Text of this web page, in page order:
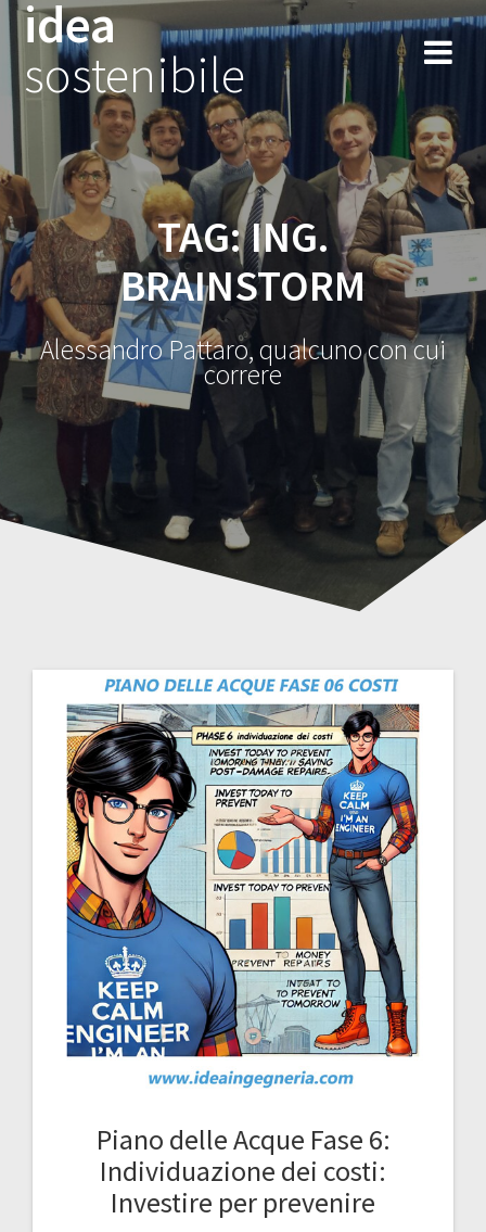
al
contenuto
idea
sostenibile
TAG:ING.
BRAINSTORM
Alessandro Pattaro, qualcuno con cui
correre
Piano delle Acque Fase 6:
Individuazione dei costi:
Investire per prevenire